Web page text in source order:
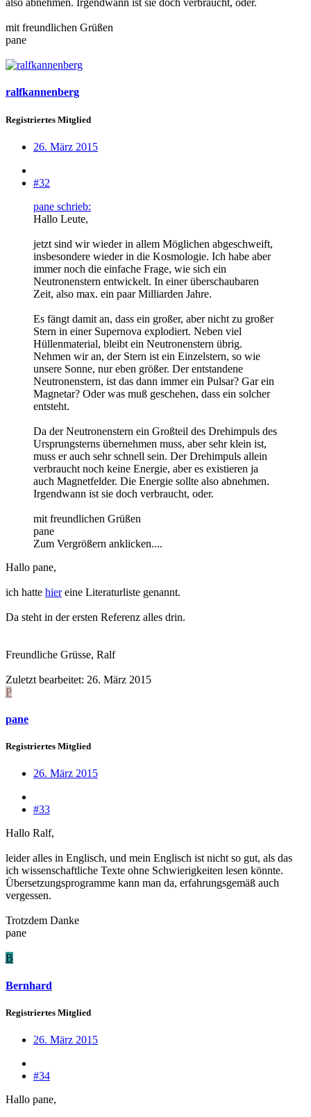
also abnehmen. Irgendwann ist sie doch verbraucht, oder.
mit freundlichen Grüßen
pane
ralfkannenberg
Registriertes Mitglied
26. März 2015
#32
pane schrieb:
Hallo Leute,
jetzt sind wir wieder in allem Möglichen abgeschweift,
insbesondere wieder in die Kosmologie. Ich habe aber
immer noch die einfache Frage, wie sich ein
Neutronenstern entwickelt. In einer überschaubaren
Zeit, also max. ein paar Milliarden Jahre.
Es fängt damit an, dass ein großer, aber nicht zu großer
Stern in einer Supernova explodiert. Neben viel
Hüllenmaterial, bleibt ein Neutronenstern übrig.
Nehmen wir an, der Stern ist ein Einzelstern, so wie
unsere Sonne, nur eben größer. Der entstandene
Neutronenstern, ist das dann immer ein Pulsar? Gar ein
Magnetar? Oder was muß geschehen, dass ein solcher
entsteht.
Da der Neutronenstern ein Großteil des Drehimpuls des
Ursprungsterns übernehmen muss, aber sehr klein ist,
muss er auch sehr schnell sein. Der Drehimpuls allein
verbraucht noch keine Energie, aber es existieren ja
auch Magnetfelder. Die Energie sollte also abnehmen.
Irgendwann ist sie doch verbraucht, oder.
mit freundlichen Grüßen
pane
Zum Vergrößern anklicken....
Hallo pane,
ich hatte hiereine Literaturliste genannt.
Da steht in der ersten Referenz alles drin.
Freundliche Grüsse, Ralf
Zuletzt bearbeitet: 26. März 2015
P
pane
Registriertes Mitglied
26. März 2015
#33
Hallo Ralf,
leider alles in Englisch, und mein Englisch ist nicht so gut, als das
ich wissenschaftliche Texte ohne Schwierigkeiten lesen könnte.
Übersetzungsprogramme kann man da, erfahrungsgemäß auch
vergessen.
Trotzdem Danke
pane
B
Bernhard
Registriertes Mitglied
26. März 2015
#34
Hallo pane,